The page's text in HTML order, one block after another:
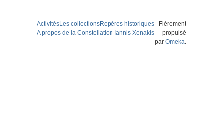
ActivitésLes collectionsRepères historiques
A propos de la Constellation Iannis Xenakis
Fièrement
propulsé
par Omeka.